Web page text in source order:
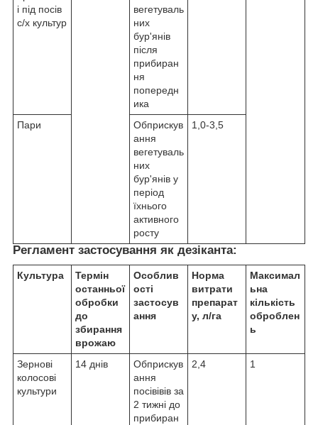
і під посів
с/х культур
вегетуваль
них
бур'янів
після
прибиран
ня
попередн
ика
Пари
Обприскув
ання
вегетуваль
них
бур'янів у
період
їхнього
активного
росту
1,0-3,5
Регламент застосування як дезіканта:
Культура
Термін
останньої
обробки
до
збирання
врожаю
Особлив
ості
застосув
ання
Норма
витрати
препарат
у, л/га
Максимал
ьна
кількість
оброблен
ь
Зернові
колосові
культури
14 днів
Обприскув
ання
посівівів за
2 тижні до
прибиран
2,4 1